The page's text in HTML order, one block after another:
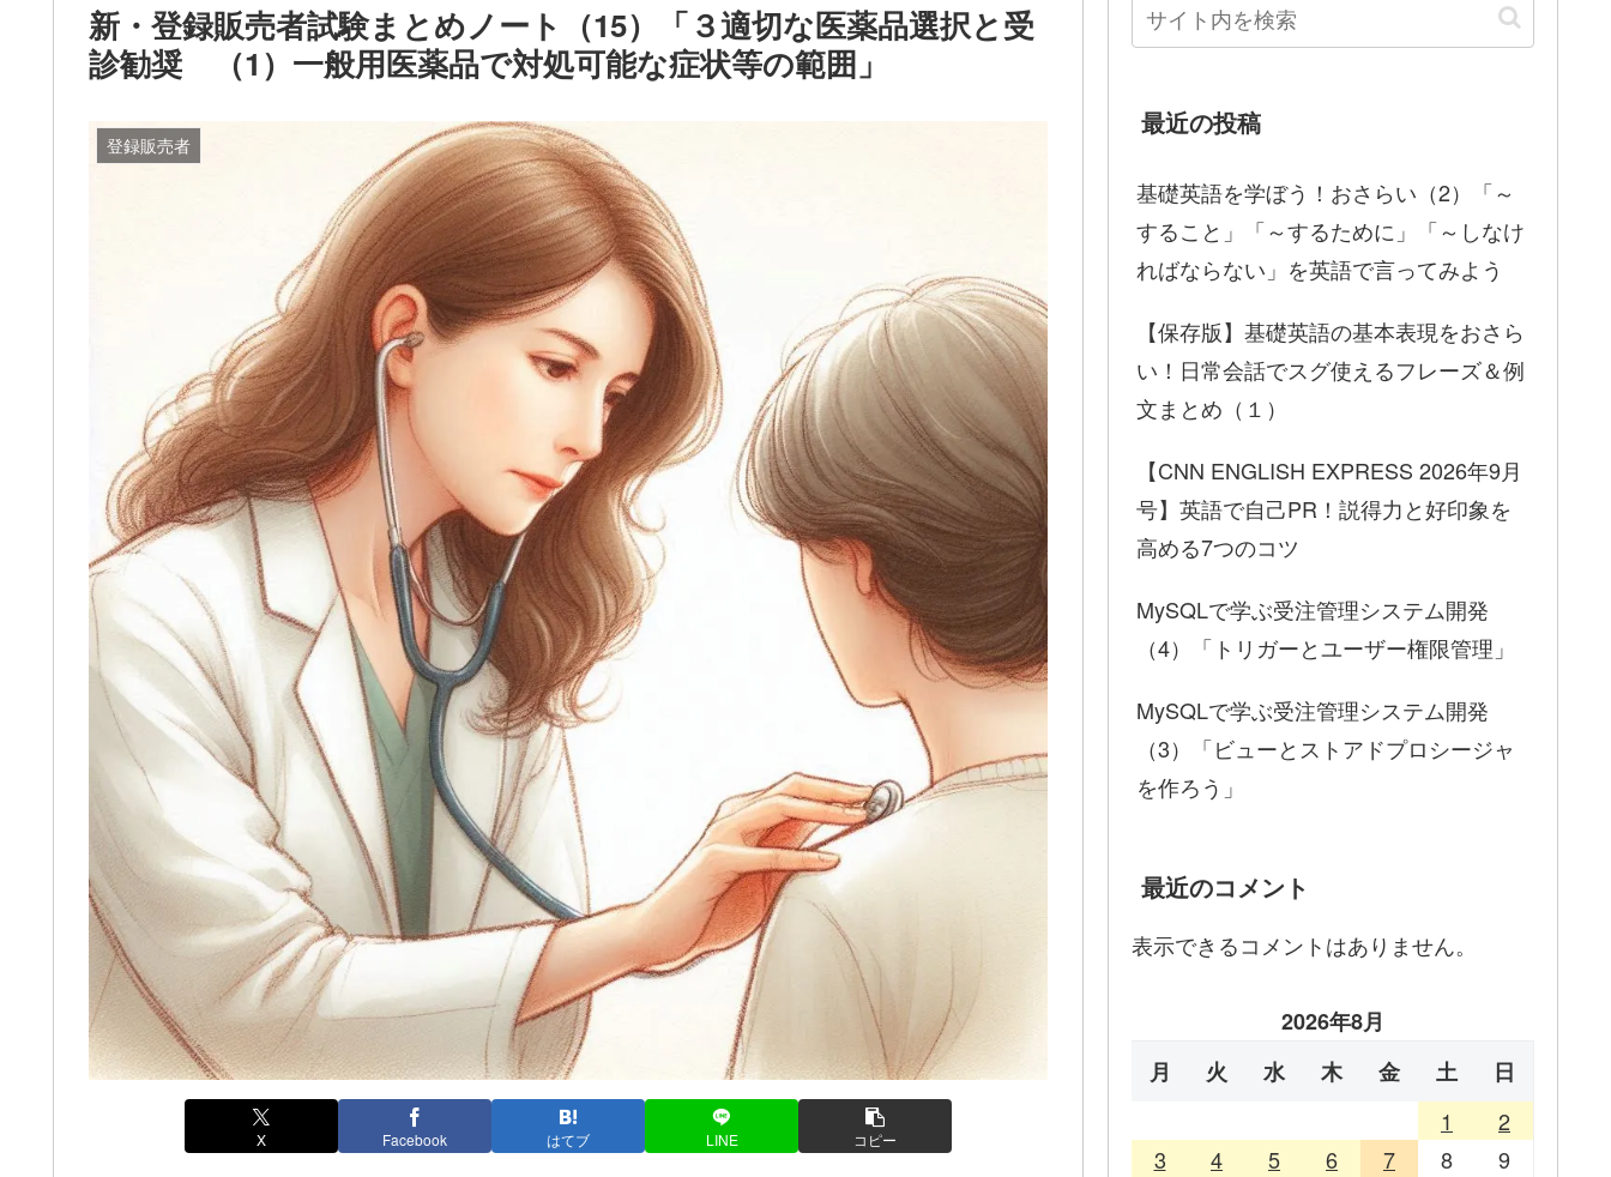
新・登録販売者試験まとめノート（15）「３適切な医薬品選択と受
診勧奨 （1）一般用医薬品で対処可能な症状等の範囲」
登録販売者
X Facebook はてブ LINE コピー
最近の投稿
基礎英語を学ぼう！おさらい（2）「～
すること」「～するために」「～しなけ
ればならない」を英語で言ってみよう
【保存版】基礎英語の基本表現をおさら
い！日常会話でスグ使えるフレーズ＆例
文まとめ（１）
【CNN ENGLISH EXPRESS 2026年9月
号】英語で自己PR！説得力と好印象を
高める7つのコツ
MySQLで学ぶ受注管理システム開発
（4）「トリガーとユーザー権限管理」
MySQLで学ぶ受注管理システム開発
（3）「ビューとストアドプロシージャ
を作ろう」
最近のコメント
表示できるコメントはありません。
2026年8月
月
火 水 木 金 土
日
1
2
3
4 5 6 7 8
9